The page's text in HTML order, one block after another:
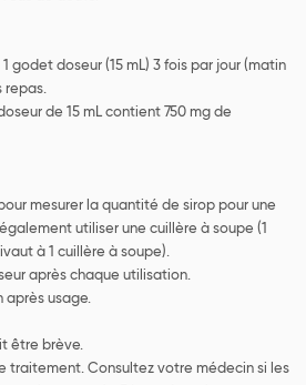
godet doseur (15 mL) 3 fois par jour (matin
repas.
de 15 mL contient 750 mg de
mesurer la quantité de sirop pour une
utiliser une cuillère à soupe (1
à 1 cuillère à soupe).
après chaque utilisation.
après usage.
être brève.
traitement. Consultez votre médecin si les